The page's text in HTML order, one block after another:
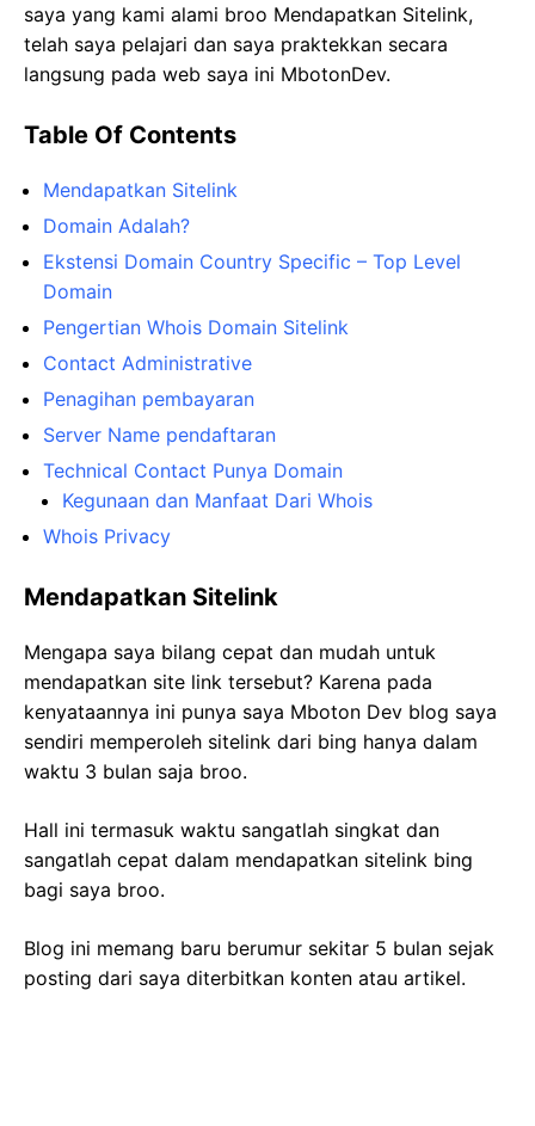
saya yang kami alami broo Mendapatkan Sitelink,
telah saya pelajari dan saya praktekkan secara
langsung pada web saya ini MbotonDev.
Table Of Contents
Mendapatkan Sitelink
Domain Adalah?
Ekstensi Domain Country Specific – Top Level
Domain
Pengertian Whois Domain Sitelink
Contact Administrative
Penagihan pembayaran
Server Name pendaftaran
Technical Contact Punya Domain
Kegunaan dan Manfaat Dari Whois
Whois Privacy
Mendapatkan Sitelink
Mengapa saya bilang cepat dan mudah untuk
mendapatkan site link tersebut? Karena pada
kenyataannya ini punya saya Mboton Dev blog saya
sendiri memperoleh sitelink dari bing hanya dalam
waktu 3 bulan saja broo.
Hall ini termasuk waktu sangatlah singkat dan
sangatlah cepat dalam mendapatkan sitelink bing
bagi saya broo.
Blog ini memang baru berumur sekitar 5 bulan sejak
posting dari saya diterbitkan konten atau artikel.